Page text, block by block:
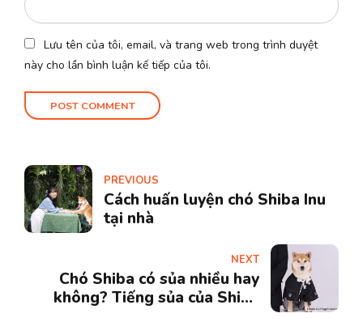
Lưu tên của tôi, email, và trang web trong trình duyệt
này cho lần bình luận kế tiếp của tôi.
POST COMMENT
PREVIOUS
Cách huấn luyện chó Shiba Inu
tại nhà
NEXT
Chó Shiba có sủa nhiều hay
không? Tiếng sủa của Shiba